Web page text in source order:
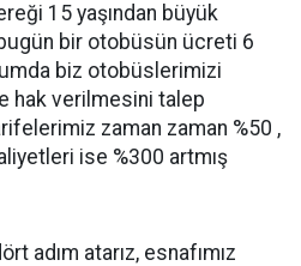
15 yaşından büyük
bir otobüsün ücreti 6
biz otobüslerimizi
hak verilmesini talep
zaman zaman %50 ,
ise %300 artmış
adım atarız, esnafımız